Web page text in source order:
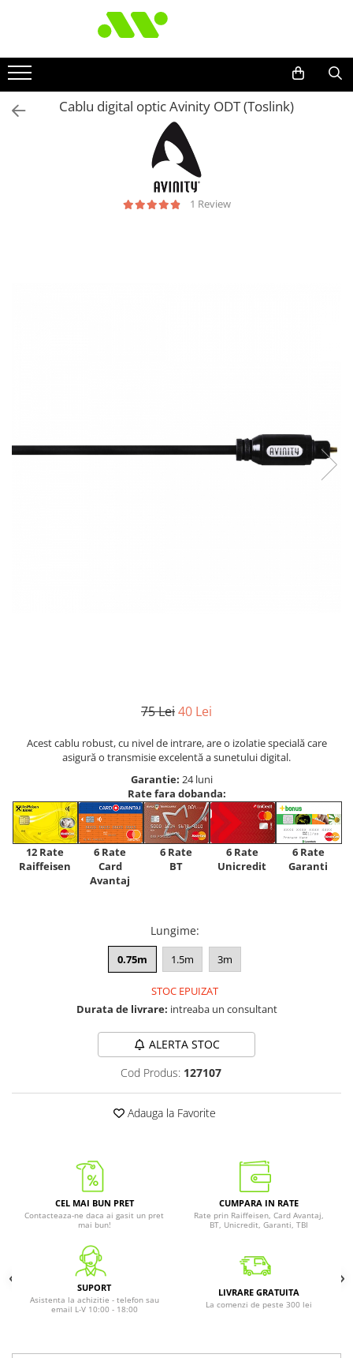
Cablu digital optic Avinity ODT (Toslink)
1 Review
75 Lei40 Lei
Acest cablu robust, cu nivel de intrare, are o izolatie specială care
asigură o transmisie excelentă a sunetului digital.
Garantie: 24 luni
Rate fara dobanda:
12 Rate
Raiffeisen
6 Rate
Card
Avantaj
6 Rate
BT
6 Rate
Unicredit
6 Rate
Garanti
Lungime:
0.75m 1.5m 3m
STOC EPUIZAT
Durata de livrare: intreaba un consultant
ALERTA STOC
Cod Produs: 127107
Adauga la Favorite
CEL MAI BUN PRET
Contacteaza-ne daca ai gasit un pret
mai bun!
CUMPARA IN RATE
Rate prin Raiffeisen, Card Avantaj,
BT, Unicredit, Garanti, TBI
SUPORT
Asistenta la achizitie - telefon sau
email L-V 10:00 - 18:00
LIVRARE GRATUITA
La comenzi de peste 300 lei